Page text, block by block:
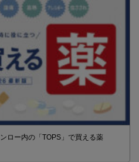
ロー内の「TOPS」で買える薬